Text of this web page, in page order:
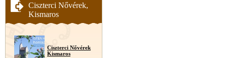
Ciszterci Nővérek,
Kismaros
Ciszterci Nővérek
Kismaros